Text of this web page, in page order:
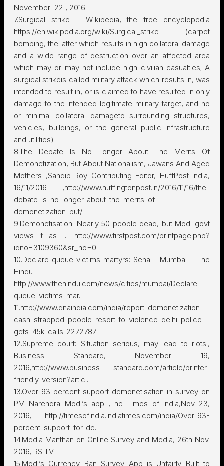
November 22 , 2016
7.Surgical strike – Wikipedia, the free encyclopedia
https://en.wikipedia.org/wiki/Surgical_strike (carpet
bombing, the latter which results in high collateral damage
and a wide range of destruction over an affected area
which may or may not include high civilian casualties; A
surgical strikeis called military attack which results in, was
intended to result in, or is claimed to have resulted in only
damage to the intended legitimate military target, and no
or minimal collateral damageto surrounding structures,
vehicles, buildings, or the general public infrastructure
and utilities)
8.The Debate Is No Longer About The Merits Of
Demonetization, But About Nationalism, Jawans And Aged
Mothers ,Sandip Roy Contributing Editor, HuffPost India,
16/11/2016 ,http://www.huffingtonpost.in/2016/11/16/the-
debate-is-no-longer-about-the-merits-of-
demonetization-but/
9.Demonetisation: Nearly 50 people dead, but Modi govt
views it as … http://www.firstpost.com/printpage.php?
idno=3109360&sr_no=0
10.Declare queue victims martyrs: Sena – Mumbai – The
Hindu
http://www.thehindu.com/news/cities/mumbai/Declare-
queue-victims-mar..
11.http://www.dnaindia.com/india/report-demonetization-
cash-strapped-people-resort-to-violence-delhi-police-
gets-45k-calls-2272787.
12.Supreme court: Situation serious, may lead to riots.,
Business Standard, November 19,
2016,http://www.business- standard.com/article/printer-
friendly-version?articl.
13.Over 93 percent support demonetisation in survey on
PM Narendra Modi’s app ,The Times of India,Nov 23,
2016, http://timesofindia.indiatimes.com/india/Over-93-
percent-support-for-de..
14.Media Manthan on Online Survey and Media, 26th Nov.
2016, RS TV
15.Modi’s Currency Ban Survey App is Unfairly Built to